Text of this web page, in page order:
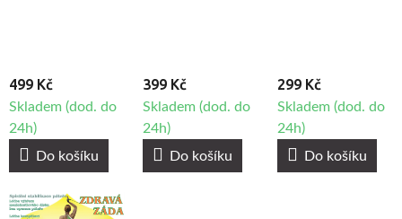
499 Kč
Skladem (dod. do
24h)
Do košíku
399 Kč
Skladem (dod. do
24h)
Do košíku
299 Kč
Skladem (dod. do
24h)
Do košíku